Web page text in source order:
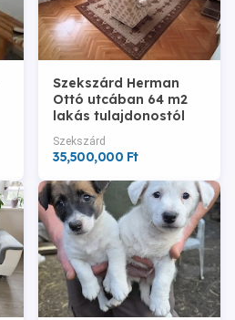
Szekszárd Herman
Ottó utcában 64 m2
lakás tulajdonostól
eladó
Szekszárd
35,500,000 Ft